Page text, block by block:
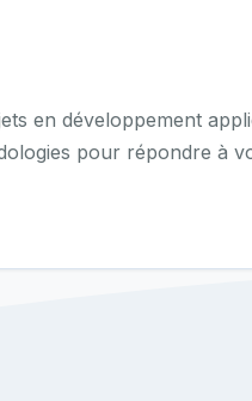
en développement
pour répondre à